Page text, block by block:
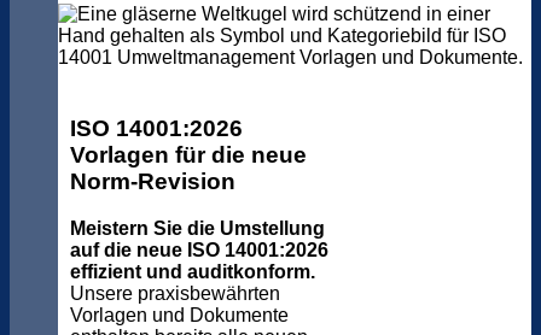
ISO 14001:2026
Vorlagen für die neue
Norm-Revision
Meistern Sie die Umstellung
auf die neue ISO 14001:2026
effizient und auditkonform.
Unsere praxisbewährten
Vorlagen und Dokumente